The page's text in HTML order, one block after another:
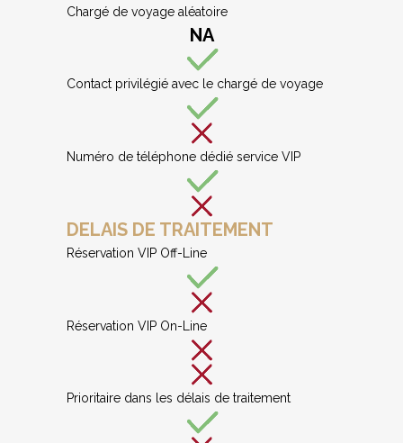
Chargé de voyage aléatoire
NA
Contact privilégié avec le chargé de voyage
Numéro de téléphone dédié service VIP
DELAIS DE TRAITEMENT
Réservation VIP Off-Line
Réservation VIP On-Line
Prioritaire dans les délais de traitement